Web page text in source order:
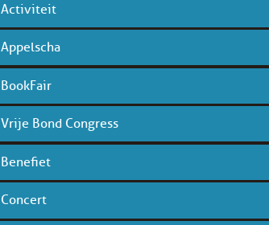
Activiteit
Appelscha
BookFair
Vrije Bond Congress
Benefiet
Concert